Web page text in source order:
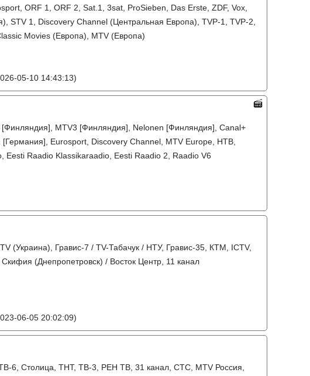
ORF 1, ORF 2, Sat.1, 3sat, ProSieben, Das Erste, ZDF, Vox,
STV 1, Discovery Channel (Центральная Европа), TVP-1, TVP-2,
Movies (Европа), MTV (Европа)
05-10 14:43:13)
MTV3 [Финляндия], Nelonen [Финляндия], Canal+
Eurosport, Discovery Channel, MTV Europe, НТВ,
Raadio Klassikaraadio, Eesti Raadio 2, Raadio V6
Гравис-7 / TV-Табачук / НТУ, Гравис-35, КТМ, ICTV,
(Днепропетровск) / Восток Центр, 11 канал
06-05 20:02:09)
6, Столица, ТНТ, ТВ-3, РЕН ТВ, 31 канал, СТС, MTV Россия,